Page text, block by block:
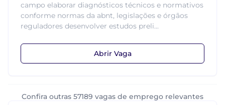
campo elaborar diagnósticos técnicos e normativos
conforme normas da abnt, legislações e órgãos
reguladores desenvolver estudos preli...
Abrir Vaga
Confira outras 57189 vagas de emprego relevantes